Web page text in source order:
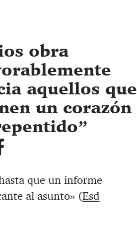
obra
aquellos que
un corazón
que un informe
al asunto» (Esd